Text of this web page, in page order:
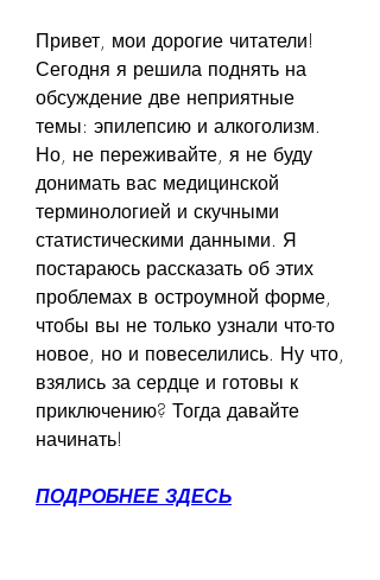
Привет, мои дорогие читатели!
Сегодня я решила поднять на
обсуждение две неприятные
темы: эпилепсию и алкоголизм.
Но, не переживайте, я не буду
донимать вас медицинской
терминологией и скучными
статистическими данными. Я
постараюсь рассказать об этих
проблемах в остроумной форме,
чтобы вы не только узнали что-то
новое, но и повеселились. Ну что,
взялись за сердце и готовы к
приключению? Тогда давайте
начинать!
ПОДРОБНЕЕ ЗДЕСЬ